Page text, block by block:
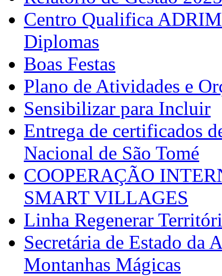
Centro Qualifica
Diplomas
Boas Festas
Plano de Atividades e
Sensibilizar para Incluir
Entrega de certificados
Nacional de São Tomé
COOPERAÇÃO
SMART VILLAGES
Linha Regenerar
Secretária de Estado da
Montanhas Mágicas